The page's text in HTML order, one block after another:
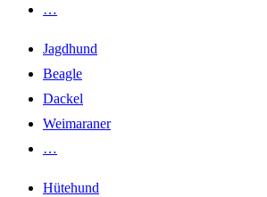
…
Jagdhund
Beagle
Dackel
Weimaraner
…
Hütehund